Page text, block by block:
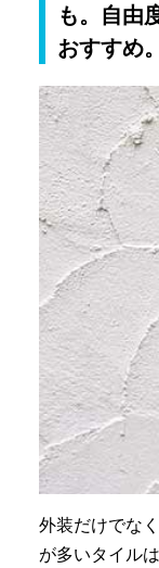
も。自由
おすすめ。
外装だけでな
が多いタイル